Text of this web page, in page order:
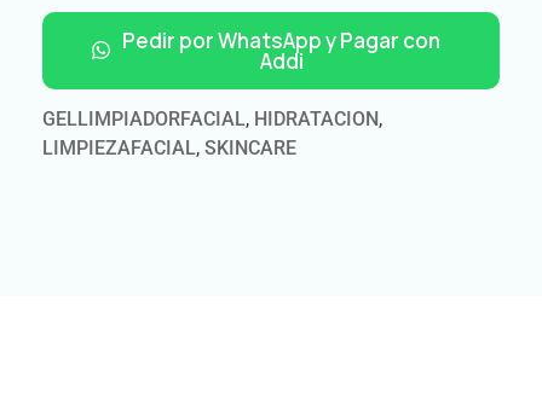
Pedir por WhatsApp y Pagar con
Addi
GELLIMPIADORFACIAL, HIDRATACION,
LIMPIEZAFACIAL, SKINCARE